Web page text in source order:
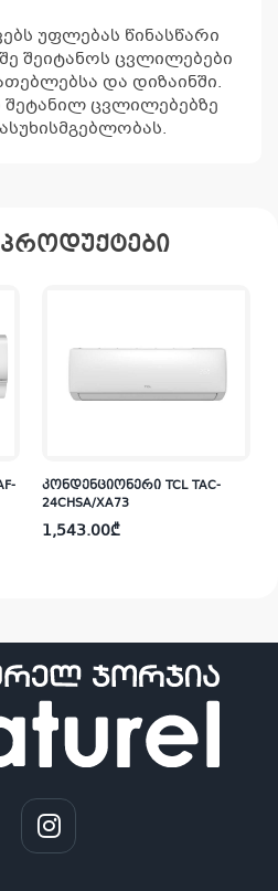
უფლებას წინასწარი
შეიტანოს ცვლილებები
და დიზაინში.
ცვლილებებზე
პროდუქტები
კონდენციონერი TCL TAC-
24CHSA/XA73
1,543.00₾